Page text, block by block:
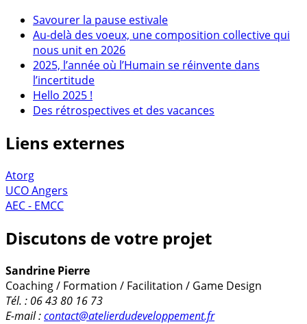
Savourer la pause estivale
Au-delà des voeux, une composition collective qui
nous unit en 2026
2025, l’année où l’Humain se réinvente dans
l’incertitude
Hello 2025 !
Des rétrospectives et des vacances
Liens externes
Atorg
UCO Angers
AEC - EMCC
Discutons de votre projet
Sandrine Pierre
Coaching / Formation / Facilitation / Game Design
Tél. : 06 43 80 16 73
E-mail :contact@atelierdudeveloppement.fr